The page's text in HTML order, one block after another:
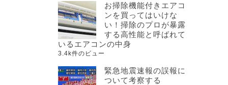
お掃除機能付きエアコ
ンを買ってはいけな
い！掃除のプロが暴露
する高性能と呼ばれて
いるエアコンの中身
3.4k件のビュー
緊急地震速報の誤報に
ついて考察する